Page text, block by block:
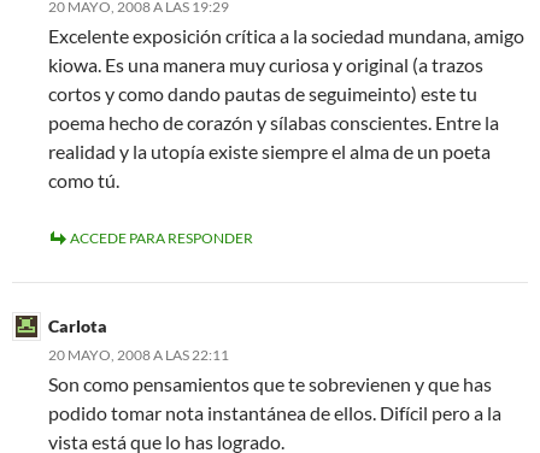
20 MAYO, 2008 A LAS 19:29
Excelente exposición crítica a la sociedad mundana, amigo
kiowa. Es una manera muy curiosa y original (a trazos
cortos y como dando pautas de seguimeinto) este tu
poema hecho de corazón y sílabas conscientes. Entre la
realidad y la utopía existe siempre el alma de un poeta
como tú.
ACCEDE PARA RESPONDER
Carlota
20 MAYO, 2008 A LAS 22:11
Son como pensamientos que te sobrevienen y que has
podido tomar nota instantánea de ellos. Difícil pero a la
vista está que lo has logrado.